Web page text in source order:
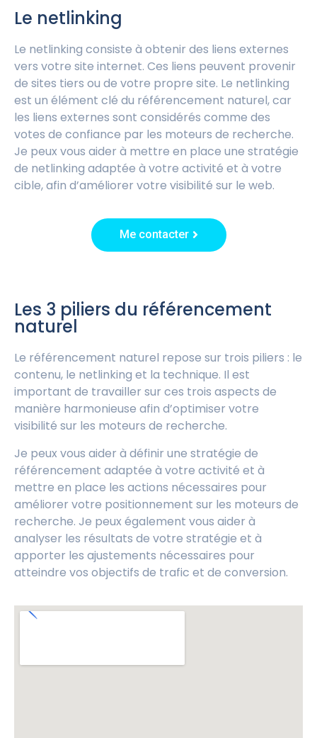
Le netlinking
Le netlinking consiste à obtenir des liens externes
vers votre site internet. Ces liens peuvent provenir
de sites tiers ou de votre propre site. Le netlinking
est un élément clé du référencement naturel, car
les liens externes sont considérés comme des
votes de confiance par les moteurs de recherche.
Je peux vous aider à mettre en place une stratégie
de netlinking adaptée à votre activité et à votre
cible, afin d’améliorer votre visibilité sur le web.
Me contacter
Les 3 piliers du référencement
naturel
Le référencement naturel repose sur trois piliers : le
contenu, le netlinking et la technique. Il est
important de travailler sur ces trois aspects de
manière harmonieuse afin d’optimiser votre
visibilité sur les moteurs de recherche.
Je peux vous aider à définir une stratégie de
référencement adaptée à votre activité et à
mettre en place les actions nécessaires pour
améliorer votre positionnement sur les moteurs de
recherche. Je peux également vous aider à
analyser les résultats de votre stratégie et à
apporter les ajustements nécessaires pour
atteindre vos objectifs de trafic et de conversion.